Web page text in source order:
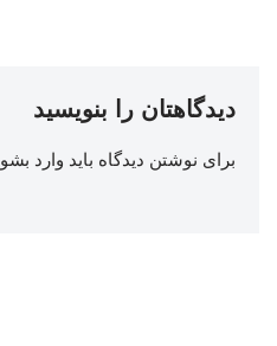
دیدگاهتان را بنویسید
برای نوشتن دیدگاه باید وارد